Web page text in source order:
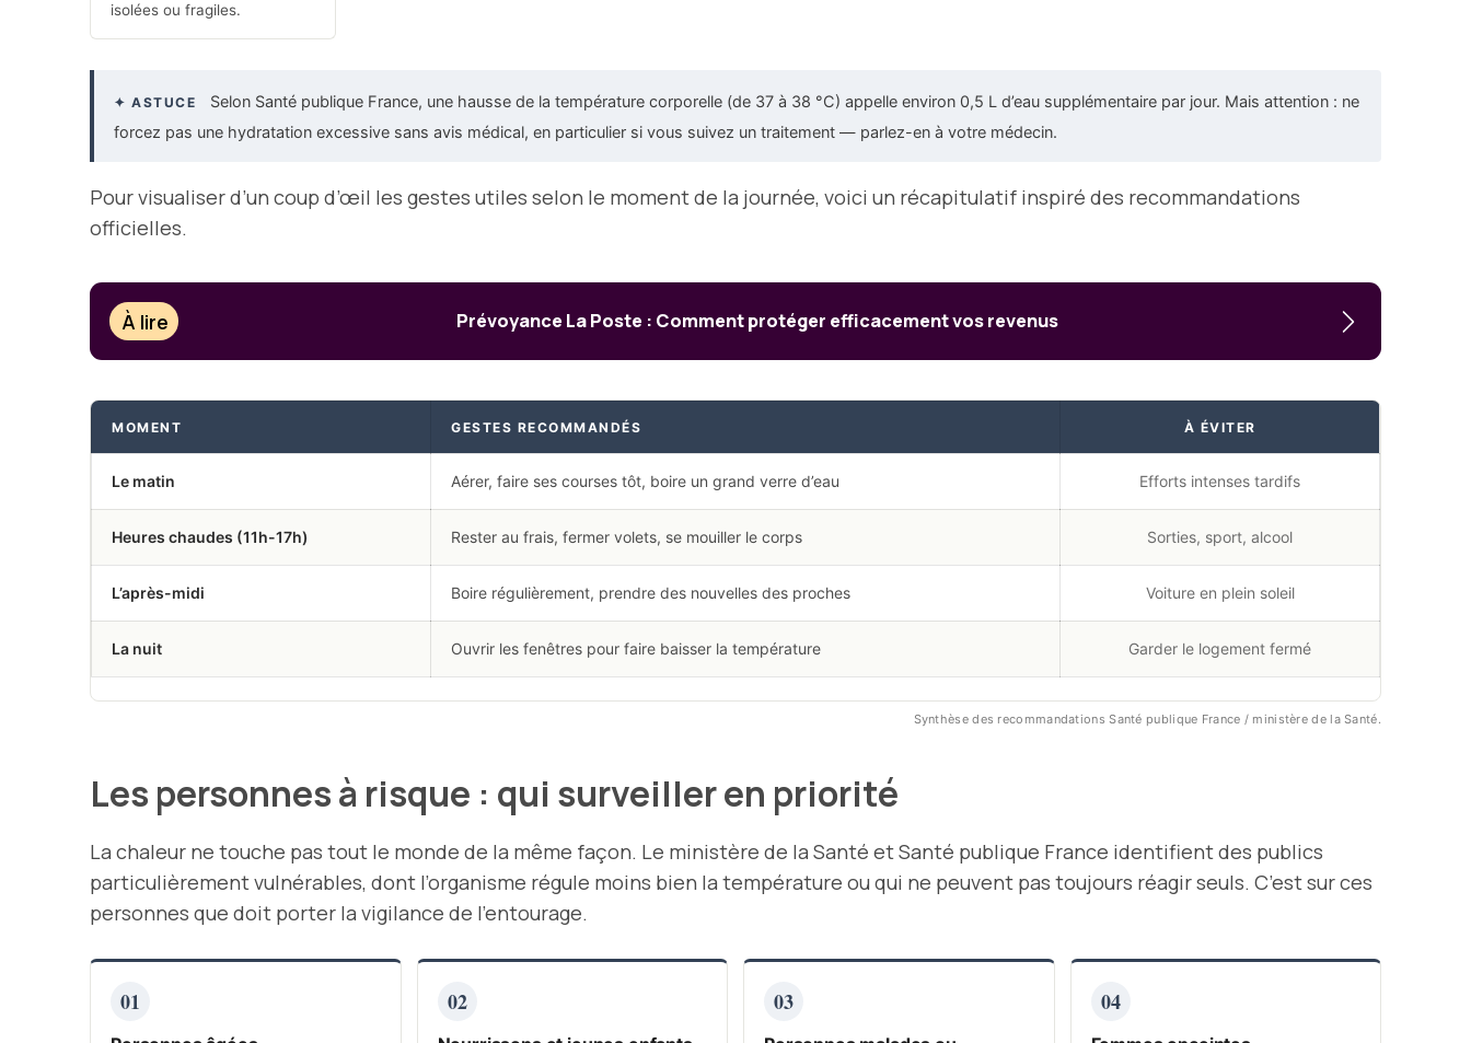
isolées ou fragiles.
✦ ASTUCE
Selon Santé publique France, une hausse de la température corporelle (de 37 à 38 °C) appelle environ 0,5 L d’eau supplémentaire par jour. Mais attention : ne
forcez pas une hydratation excessive sans avis médical, en particulier si vous suivez un traitement — parlez-en à votre médecin.
Pour visualiser d’un coup d’œil les gestes utiles selon le moment de la journée, voici un récapitulatif inspiré des recommandations
officielles.
À lire Prévoyance La Poste : Comment protéger efficacement vos revenus
MOMENT GESTES RECOMMANDÉS À ÉVITER
Le matin Aérer, faire ses courses tôt, boire un grand verre d’eau Efforts intenses tardifs
Heures chaudes (11h-17h) Rester au frais, fermer volets, se mouiller le corps Sorties, sport, alcool
L’après-midi Boire régulièrement, prendre des nouvelles des proches Voiture en plein soleil
La nuit Ouvrir les fenêtres pour faire baisser la température Garder le logement fermé
Synthèse des recommandations Santé publique France / ministère de la Santé.
Les personnes à risque : qui surveiller en priorité
La chaleur ne touche pas tout le monde de la même façon. Le ministère de la Santé et Santé publique France identifient des publics
particulièrement vulnérables, dont l’organisme régule moins bien la température ou qui ne peuvent pas toujours réagir seuls. C’est sur ces
personnes que doit porter la vigilance de l’entourage.
01 02 03 04